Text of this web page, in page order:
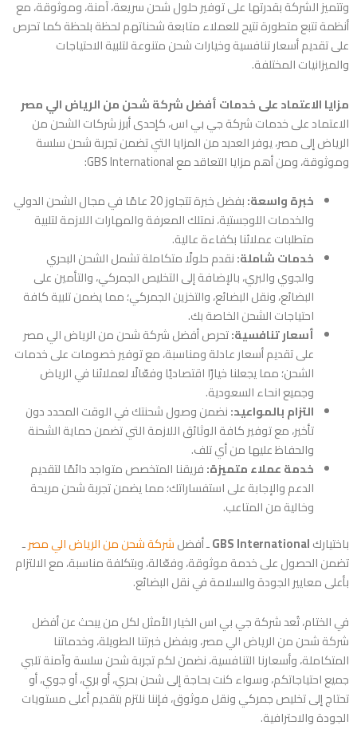
وتتميز الشركة بقدرتها على توفير حلول شحن سريعة، آمنة، وموثوقة، مع
أنظمة تتبع متطورة تتيح للعملاء متابعة شحناتهم لحظة بلحظة كما تحرص
على تقديم أسعار تنافسية وخيارات شحن متنوعة لتلبية الاحتياجات
والميزانيات المختلفة.
مزايا الاعتماد على خدمات أفضل شركة شحن من الرياض الي مصر
الاعتماد على خدمات شركة جي بي اس، كإحدى أبرز شركات الشحن من
الرياض إلى مصر، يوفر العديد من المزايا التي تضمن تجربة شحن سلسة
وموثوقة، ومن أهم مزايا التعاقد مع GBS International:
خبرة واسعة:
بفضل خبرة تتجاوز 20 عامًا في مجال الشحن الدولي
والخدمات اللوجستية، نمتلك المعرفة والمهارات اللازمة لتلبية
متطلبات عملائنا بكفاءة عالية.
خدمات شاملة:نقدم حلولًا متكاملة تشمل الشحن البحري
والجوي والبري، بالإضافة إلى التخليص الجمركي، والتأمين على
البضائع، ونقل البضائع، والتخزين الجمركي؛ مما يضمن تلبية كافة
احتياجات الشحن الخاصة بك.
أسعار تنافسية:تحرص أفضل شركة شحن من الرياض الي مصر
على تقديم أسعار عادلة ومناسبة، مع توفير خصومات على خدمات
الشحن؛ مما يجعلنا خيارًا اقتصاديًا وفعّالًا لعملائنا في الرياض
وجميع انحاء السعودية.
التزام بالمواعيد:نضمن وصول شحنتك في الوقت المحدد دون
تأخير، مع توفير كافة الوثائق اللازمة التي تضمن حماية الشحنة
والحفاظ عليها من أي تلف.
خدمة عملاء متميزة:فريقنا المتخصص متواجد دائمًا لتقديم
الدعم والإجابة على استفساراتك؛ مما يضمن تجربة شحن مريحة
وخالية من المتاعب.
باختياركGBS Internationalـ أفضلشركة شحن من الرياض الي مصرـ
تضمن الحصول على خدمة موثوقة، وفعّالة، وبتكلفة مناسبة، مع الالتزام
بأعلى معايير الجودة والسلامة في نقل البضائع.
في الختام، تُعد شركة جي بي اس الخيار الأمثل لكل من يبحث عن أفضل
شركة شحن من الرياض الي مصر، وبفضل خبرتنا الطويلة، وخدماتنا
المتكاملة، وأسعارنا التنافسية، نضمن لكم تجربة شحن سلسة وآمنة تلبي
جميع احتياجاتكم، وسواء كنت بحاجة إلى شحن بحري، أو بري، أو جوي، أو
تحتاج إلى تخليص جمركي ونقل موثوق، فإننا نلتزم بتقديم أعلى مستويات
الجودة والاحترافية.